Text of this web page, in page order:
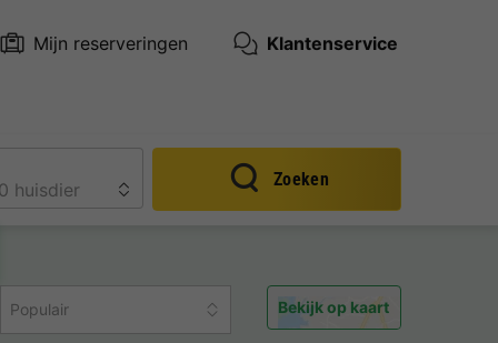
Mijn reserveringen Klantenservice
Zoeken
Populair Bekijk op kaart